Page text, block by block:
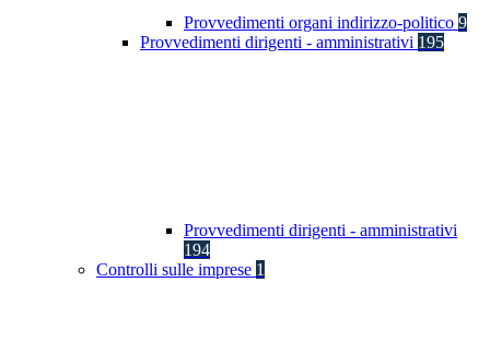
Provvedimenti organi indirizzo-politico 9
Provvedimenti dirigenti - amministrativi 195
Provvedimenti dirigenti - amministrativi
194
Controlli sulle imprese 1